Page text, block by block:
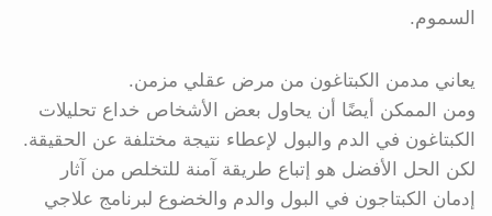
السموم.
يعاني مدمن الكبتاغون من مرض عقلي مزمن.
ومن الممكن أيضًا أن يحاول بعض الأشخاص خداع تحليلات
الكبتاغون في الدم والبول لإعطاء نتيجة مختلفة عن الحقيقة.
لكن الحل الأفضل هو إتباع طريقة آمنة للتخلص من آثار
إدمان الكبتاجون في البول والدم والخضوع لبرنامج علاجي